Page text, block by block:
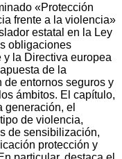
«Protección
frente a la violencia»
estatal en la Ley
obligaciones
la Directiva europea
de la
entornos seguros y
ámbitos. El capítulo,
generación, el
de violencia,
de sensibilización,
protección y